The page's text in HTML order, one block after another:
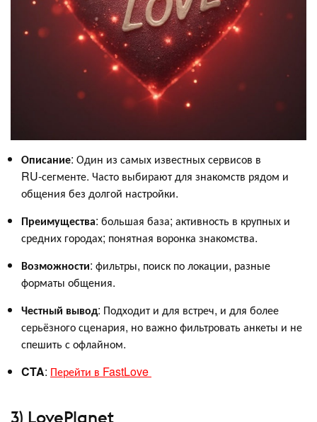
Описание: Один из самых известных сервисов в
RU‑сегменте. Часто выбирают для знакомств рядом и
общения без долгой настройки.
Преимущества: большая база; активность в крупных и
средних городах; понятная воронка знакомства.
Возможности: фильтры, поиск по локации, разные
форматы общения.
Честный вывод: Подходит и для встреч, и для более
серьёзного сценария, но важно фильтровать анкеты и не
спешить с офлайном.
CTA: Перейти в FastLove
3) LovePlanet